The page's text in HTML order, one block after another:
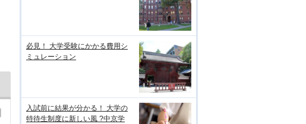
必見！ 大学受験にかかる費用シ
ミュレーション
入試前に結果が分かる！ 大学の
特待生制度に新しい風 ?中京学